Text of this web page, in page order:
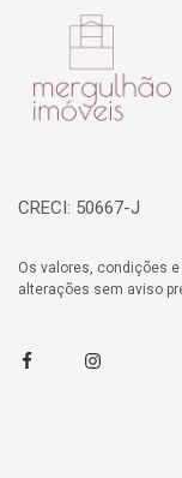
CRECI: 50667-J
Os valores, condições
alterações sem aviso
FacebookInstagram